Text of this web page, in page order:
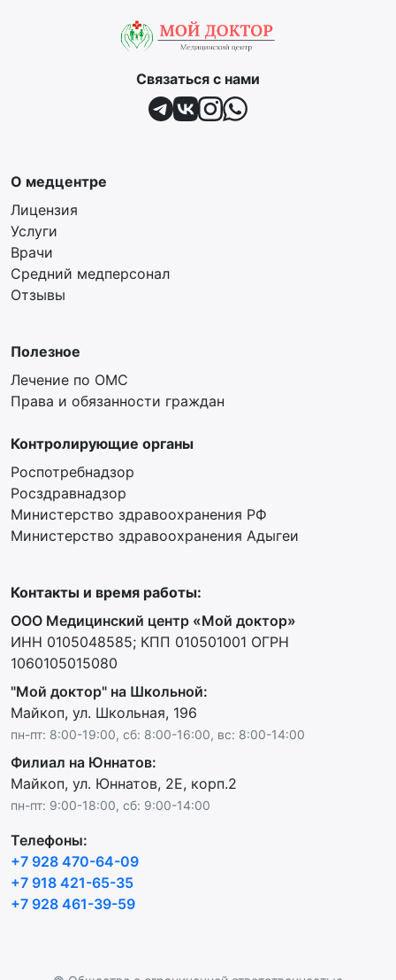
Связаться с нами
О медцентре
Лицензия
Услуги
Врачи
Средний медперсонал
Отзывы
Полезное
Лечение по ОМС
Права и обязанности граждан
Контролирующие органы
Роспотребнадзор
Росздравнадзор
Министерство здравоохранения РФ
Министерство здравоохранения Адыгеи
Контакты и время работы:
OOO Медицинский центр «Мой доктор»
ИНН 0105048585; КПП 010501001 ОГРН
1060105015080
"Мой доктор" на Школьной:
Майкоп, ул. Школьная, 196
пн-пт: 8:00-19:00, сб: 8:00-16:00, вс: 8:00-14:00
Филиал на Юннатов:
Майкоп, ул. Юннатов, 2Е, корп.2
пн-пт: 9:00-18:00, сб: 9:00-14:00
Телефоны:
+7 928 470-64-09
+7 918 421-65-35
+7 928 461-39-59